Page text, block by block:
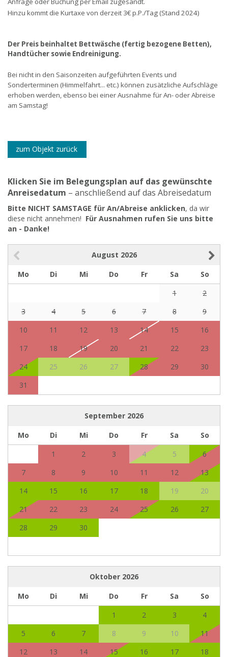
Hinzu kommt die Kurtaxe von derzeit 3€ p.P./Tag (Stand 2024)
Der Preis beinhaltet Bettwäsche (fertig bezogene Betten),
Handtücher sowie Endreinigung.
Bei nicht in den Saisonzeiten aufgeführten Events und
Sonderterminen (Himmelfahrt... etc.) können zusätzliche Aufschläge
erhoben werden, ebenso bei einer Ausnahme für An- oder Abreise
am Samstag!
zum Objekt zurück
Klicken Sie im Belegungsplan auf das gewünschte
Anreisedatum – anschließend auf das Abreisedatum
Bitte NICHT SAMSTAGE für An/Abreise anklicken, da wir
diese nicht annehmen! Für Ausnahmen rufen Sie uns bitte
an - Danke!
August 2026
Mo
Di Mi Do Fr Sa
So
1
2
3
4 5 6 7 8
9
10
11 12 13 14 15
16
17
18 19 20 21 22
23
24
25 26 27 28 29
30
31
September 2026
Mo
Di Mi Do Fr Sa
So
1
2 3 4 5
6
7
8 9 10 11 12
13
14
15 16 17 18 19
20
21
22 23 24 25 26
27
28
29 30
Oktober 2026
Mo
Di Mi Do Fr Sa
So
1
2 3
4
5
6 7 8 9 10
11
12
13 14 15 16 17
18